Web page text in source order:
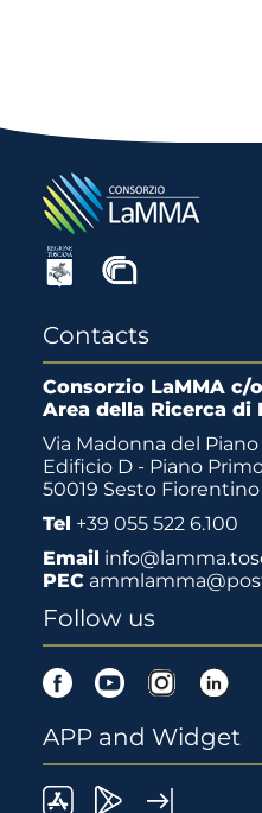
Contacts
Consorzio LaMMA c/
Area della Ricerca di
Via Madonna del Piano
Edificio D - Piano
50019 Sesto
Tel +39 055 522 6.100
Email
PEC
Follow us
FacebookYoutube
APP and Widget
LaMMaLamma